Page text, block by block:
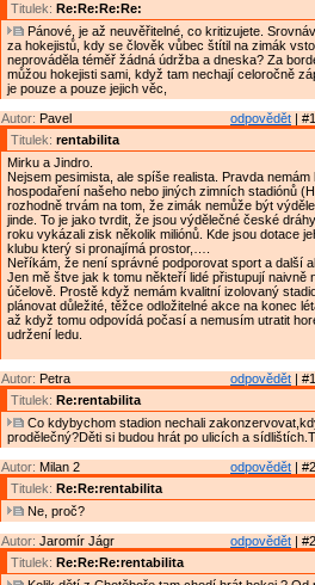
Titulek: Re:Re:Re:Re:
Pánové, je až neuvěřitelné, co kritizujete.
za hokejistů, kdy se člověk vůbec štítil na zimák
neprováděla téměř žádná údržba a dneska? Za
můžou hokejisti sami, když tam nechají celoročně
je pouze a pouze jejich věc,
odpovědět |
Autor: Pavel
Titulek: rentabilita
Mirku a Jindro.
Nejsem pesimista, ale spíše realista. Pravda
hospodaření našeho nebo jiných zimních stadiónů
rozhodně trvám na tom, že zimák nemůže být
jinde. To je jako tvrdit, že jsou výdělečné české
roku vykázali zisk několik miliónů. Kde jsou dotace
klubu který si pronajímá prostor,….
Neříkám, že není správné podporovat sport a další
Jen mě štve jak k tomu někteří lidé přistupují naivně
účelově. Prostě když nemám kvalitní izolovaný
plánovat důležité, těžce odložitelné akce na konec
až když tomu odpovídá počasí a nemusím utratit
udržení ledu.
odpovědět |
Autor: Petra
Titulek: Re:rentabilita
Co kdybychom stadion nechali
prodělečný?Děti si budou hrát po ulicích a
odpovědět |
Autor: Milan 2
Titulek: Re:Re:rentabilita
Ne, proč?
odpovědět |
Autor: Jaromír Jágr
Titulek: Re:Re:Re:rentabilita